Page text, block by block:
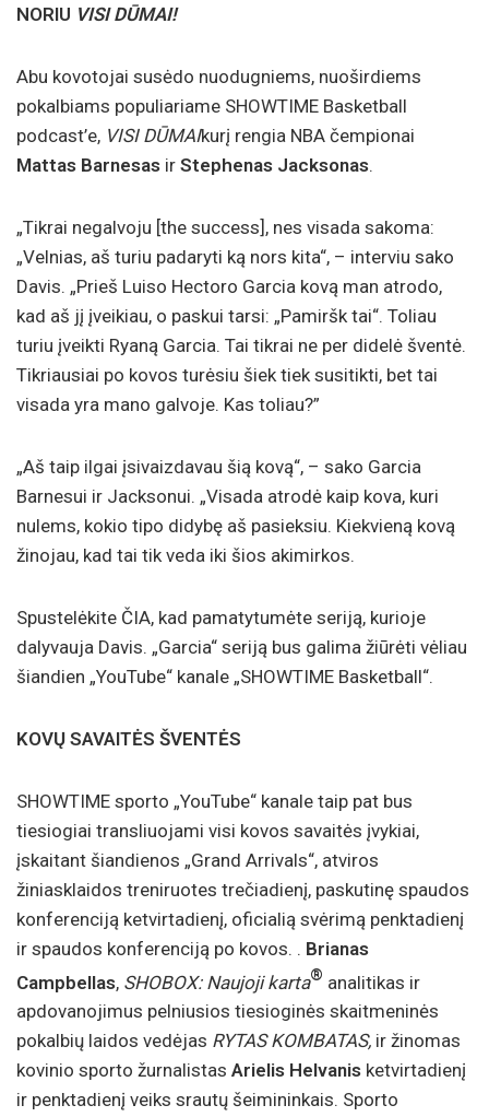
NORIU VISI DŪMAI!
Abu kovotojai susėdo nuodugniems, nuoširdiems
pokalbiams populiariame SHOWTIME Basketball
podcast’e, VISI DŪMAIkurį rengia NBA čempionai
Mattas Barnesas ir Stephenas Jacksonas.
„Tikrai negalvoju [the success], nes visada sakoma:
„Velnias, aš turiu padaryti ką nors kita“, – interviu sako
Davis. „Prieš Luiso Hectoro Garcia kovą man atrodo,
kad aš jį įveikiau, o paskui tarsi: „Pamiršk tai“. Toliau
turiu įveikti Ryaną Garcia. Tai tikrai ne per didelė šventė.
Tikriausiai po kovos turėsiu šiek tiek susitikti, bet tai
visada yra mano galvoje. Kas toliau?”
„Aš taip ilgai įsivaizdavau šią kovą“, – sako Garcia
Barnesui ir Jacksonui. „Visada atrodė kaip kova, kuri
nulems, kokio tipo didybę aš pasieksiu. Kiekvieną kovą
žinojau, kad tai tik veda iki šios akimirkos.
Spustelėkite ČIA, kad pamatytumėte seriją, kurioje
dalyvauja Davis. „Garcia“ seriją bus galima žiūrėti vėliau
šiandien „YouTube“ kanale „SHOWTIME Basketball“.
KOVŲ SAVAITĖS ŠVENTĖS
SHOWTIME sporto „YouTube“ kanale taip pat bus
tiesiogiai transliuojami visi kovos savaitės įvykiai,
įskaitant šiandienos „Grand Arrivals“, atviros
žiniasklaidos treniruotes trečiadienį, paskutinę spaudos
konferenciją ketvirtadienį, oficialią svėrimą penktadienį
ir spaudos konferenciją po kovos. . Brianas
Campbellas, SHOBOX: Naujoji karta® analitikas ir
apdovanojimus pelniusios tiesioginės skaitmeninės
pokalbių laidos vedėjas RYTAS KOMBATAS, ir žinomas
kovinio sporto žurnalistas Arielis Helvanis ketvirtadienį
ir penktadienį veiks srautų šeimininkais. Sporto